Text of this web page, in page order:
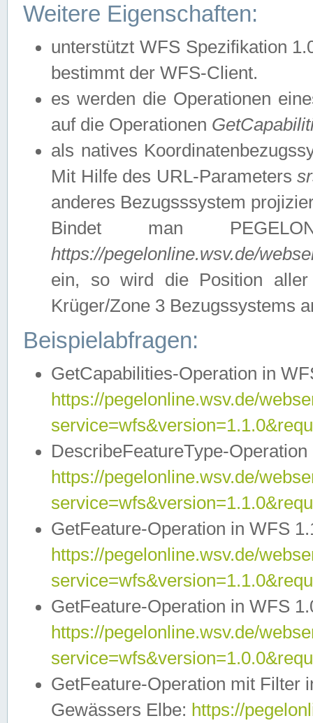
Weitere Eigenschaften:
unterstützt WFS Spezifikation
bestimmt der WFS-Client.
es werden die Operationen
auf die Operationen
als natives
Mit Hilfe des URL-Parameters
anderes Bezugsssystem
Bindet man
https://pegelonline.wsv.de/
ein, so wird die Position
Krüger/Zone 3 Bezugssystems
Beispielabfragen:
GetCapabilities-Operation in
https://pegelonline.wsv.de/
DescribeFeatureType-
https://pegelonline.wsv.de/
GetFeature-Operation in WFS
https://pegelonline.wsv.de/
GetFeature-Operation in WFS
https://pegelonline.wsv.de/
GetFeature-Operation mit Filter
Gewässers Elbe: https://